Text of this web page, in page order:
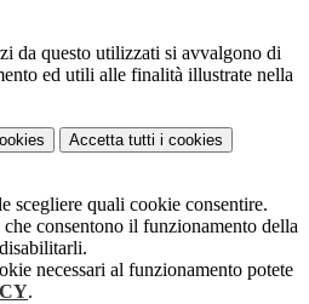
da questo utilizzati si avvalgono di
ed utili alle finalità illustrate nella
Accetta tutti i cookies
scegliere quali cookie consentire.
consentono il funzionamento della
necessari al funzionamento potete
.